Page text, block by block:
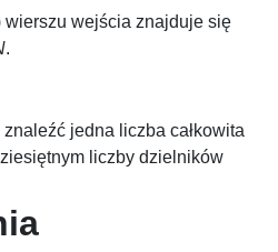
wierszu wejścia znajduje się
.
jedna liczba całkowita
liczby dzielników